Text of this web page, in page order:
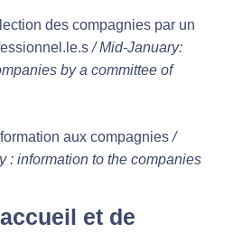
des compagnies par un
/ Mid-January:
by a committee of
aux compagnies/
: information to the companies
et de